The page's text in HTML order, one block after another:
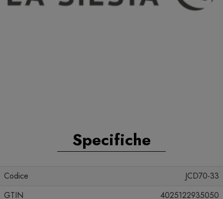
Specifiche
Codice
JCD70-33
GTIN
4025122935050